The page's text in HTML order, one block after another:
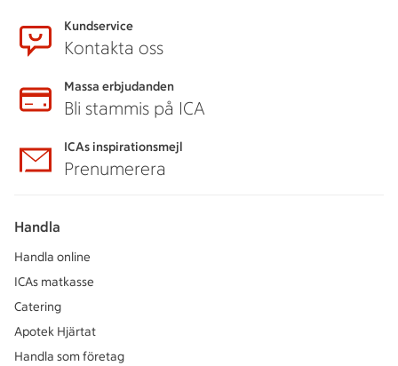
Kundservice
Kontakta oss
Massa erbjudanden
Bli stammis på ICA
ICAs inspirationsmejl
Prenumerera
Handla
Handla online
ICAs matkasse
Catering
Apotek Hjärtat
Handla som företag